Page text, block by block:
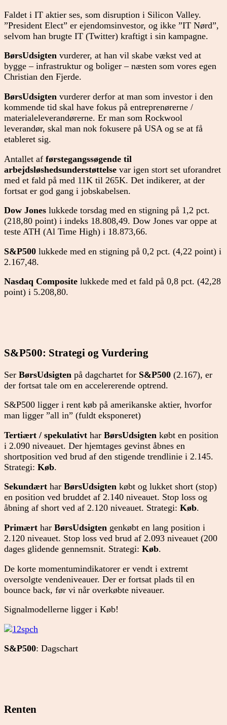
Faldet i IT aktier ses, som disruption i Silicon Valley.
”President Elect” er ejendomsinvestor, og ikke ”IT Nørd”,
selvom han brugte IT (Twitter) kraftigt i sin kampagne.
BørsUdsigten vurderer, at han vil skabe vækst ved at
bygge – infrastruktur og boliger – næsten som vores egen
Christian den Fjerde.
BørsUdsigten vurderer derfor at man som investor i den
kommende tid skal have fokus på entreprenørerne /
materialeleverandørerne. Er man som Rockwool
leverandør, skal man nok fokusere på USA og se at få
etableret sig.
Antallet af førstegangssøgende til
arbejdsløshedsunderstøttelse var igen stort set uforandret
med et fald på med 11K til 265K. Det indikerer, at der
fortsat er god gang i jobskabelsen.
Dow Jones lukkede torsdag med en stigning på 1,2 pct.
(218,80 point) i indeks 18.808,49. Dow Jones var oppe at
teste ATH (Al Time High) i 18.873,66.
S&P500 lukkede med en stigning på 0,2 pct. (4,22 point) i
2.167,48.
Nasdaq Composite lukkede med et fald på 0,8 pct. (42,28
point) i 5.208,80.
S&P500: Strategi og Vurdering
Ser BørsUdsigten på dagchartet for S&P500 (2.167), er
der fortsat tale om en accelererende optrend.
S&P500 ligger i rent køb på amerikanske aktier, hvorfor
man ligger ”all in” (fuldt eksponeret)
Tertiært / spekulativt har BørsUdsigten købt en position
i 2.090 niveauet. Der hjemtages gevinst åbnes en
shortposition ved brud af den stigende trendlinie i 2.145.
Strategi: Køb.
Sekundært har BørsUdsigten købt og lukket short (stop)
en position ved bruddet af 2.140 niveauet. Stop loss og
åbning af short ved af 2.120 niveauet. Strategi: Køb.
Primært har BørsUdsigten genkøbt en lang position i
2.120 niveauet. Stop loss ved brud af 2.093 niveauet (200
dages glidende gennemsnit. Strategi: Køb.
De korte momentumindikatorer er vendt i extremt
oversolgte vendeniveauer. Der er fortsat plads til en
bounce back, før vi når overkøbte niveauer.
Signalmodellerne ligger i Køb!
S&P500: Dagschart
Renten